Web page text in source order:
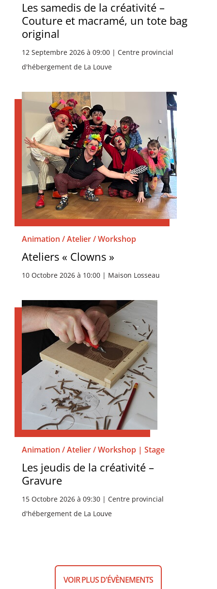
Les samedis de la créativité –
Couture et macramé, un tote bag
original
12 Septembre 2026 à 09:00 | Centre provincial
d'hébergement de La Louve
Animation / Atelier / Workshop
Ateliers « Clowns »
10 Octobre 2026 à 10:00 | Maison Losseau
Animation / Atelier / Workshop | Stage
Les jeudis de la créativité –
Gravure
15 Octobre 2026 à 09:30 | Centre provincial
d'hébergement de La Louve
VOIR PLUS D'ÉVÈNEMENTS